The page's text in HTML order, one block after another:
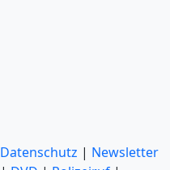
Datenschutz | Newsletter